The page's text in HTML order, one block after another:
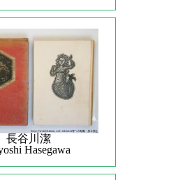
長谷川潔
Hasegawa